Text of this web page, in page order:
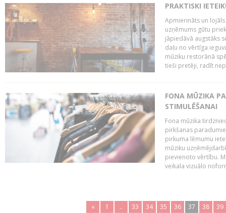
PRAKTISKI
Apmierināts un
uzņēmums gūtu
jāpiedāvā augstāks
daļu no vērtīga
mūziku restorānā
tieši pretēji, radīt
FONA MŪZIKA
STIMULĒŠANAI
Fona mūzika
pirkšanas
pirkuma lēmumu
mūziku
pievienoto vērtību.
veikala vizuālo
« 1 .. 33 34 35 36 37 38 39